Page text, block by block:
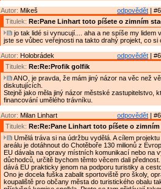
odpovědět |
Autor: Mikeš
Titulek: Re:Pane Linhart toto píšete o zimním
jo tak lidé si vynucují.... aha a ne spíše my lidem
jste se vůbec veřejnosti na takto drahý projekt, co si
odpovědět |
Autor: Holobrádek
Titulek: Re:Re:Profik golfik
ANO, je pravda, že mám jiný názor na věc než
diskutujících.
Stejně jako měla jiný názor městské zastupitelstvo,
financování umělého trávníku.
odpovědět |
Autor: Milan Linhart
Titulek: Re:Re:Pane Linhart toto píšete o
Umělá tráva si na údržbu vydělá. A cílem
areálu je dotáhnout do Chotěboře 130 milionů z
EU dávala na opravy místních komunikací nebo na
důchodců, určitě bychom těmto věcem dali
dává EU prakticky jenom na podporu turistiky a
Ono je docela fuška zabalit sportoviště pro školy,
koupaliště pro občany města do turistického obalu